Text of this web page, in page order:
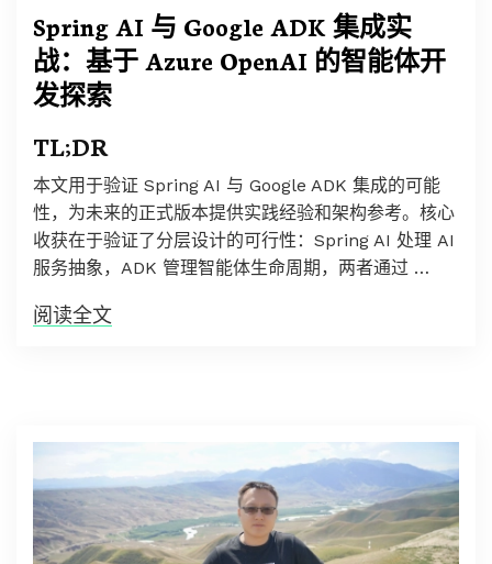
Spring AI 与 Google ADK 集成实
战：基于 Azure OpenAI 的智能体开
发探索
TL;DR
本文用于验证 Spring AI 与 Google ADK 集成的可能
性，为未来的正式版本提供实践经验和架构参考。核心
收获在于验证了分层设计的可行性：Spring AI 处理 AI
服务抽象，ADK 管理智能体生命周期，两者通过 …
阅读全文